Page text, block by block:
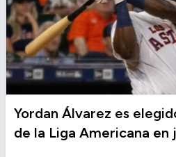
Yordan Álvarez es
de la Liga Americana en